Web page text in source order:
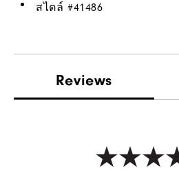
สไตล์ #41486
Reviews